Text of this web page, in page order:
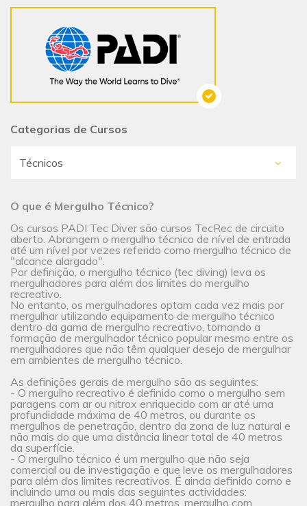
Categorias de Cursos
O que é Mergulho Técnico?
Os cursos PADI Tec Diver são cursos TecRec de circuito
aberto. Abrangem o mergulho técnico de nível de entrada
até um nível por vezes referido como mergulho técnico de
"alcance alargado".
Por definição, o mergulho técnico (tec diving) leva os
mergulhadores para além dos limites do mergulho
recreativo.
No entanto, os mergulhadores optam cada vez mais por
mergulhar utilizando equipamento de mergulho técnico
dentro da gama de mergulho recreativo, tornando a
formação de mergulhador técnico popular mesmo entre os
mergulhadores que não têm qualquer desejo de mergulhar
em ambientes de mergulho técnico.
As definições gerais de mergulho são as seguintes:
- O mergulho recreativo é definido como o mergulho sem
paragens com ar ou nitrox enriquecido com ar até uma
profundidade máxima de 40 metros, ou durante os
mergulhos de penetração, dentro da zona de luz natural e
não mais do que uma distância linear total de 40 metros
da superfície.
- O mergulho técnico é um mergulho que não seja
comercial ou de investigação e que leve os mergulhadores
para além dos limites recreativos. É ainda definido como e
incluindo uma ou mais das seguintes actividades:
mergulho para além dos 40 metros, mergulho com